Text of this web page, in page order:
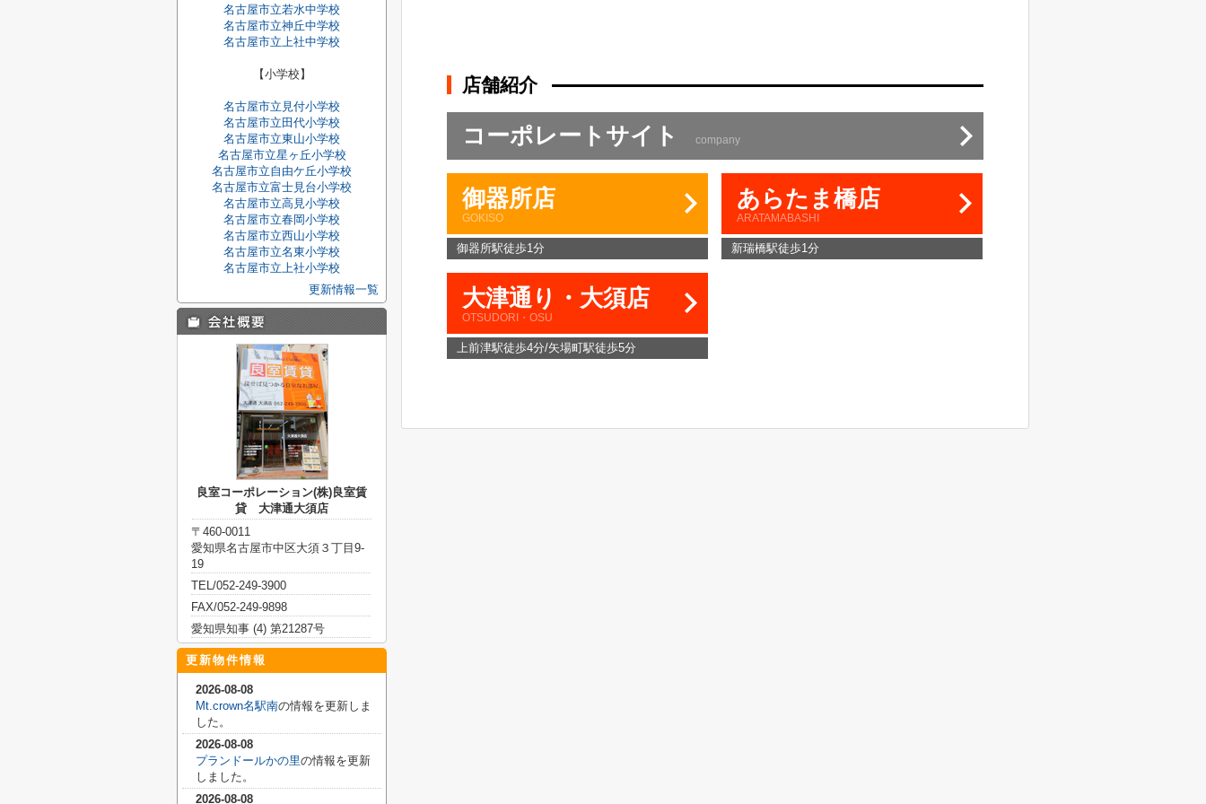
店舗紹介
コーポレートサイト company
御器所店
GOKISO
御器所駅徒歩1分
あらたま橋店
ARATAMABASHI
新瑞橋駅徒歩1分
大津通り・大須店
OTSUDORI・OSU
上前津駅徒歩4分/矢場町駅徒歩5分
名古屋市立若水中学校
名古屋市立神丘中学校
名古屋市立上社中学校
【小学校】
名古屋市立見付小学校
名古屋市立田代小学校
名古屋市立東山小学校
名古屋市立星ヶ丘小学校
名古屋市立自由ケ丘小学校
名古屋市立富士見台小学校
名古屋市立高見小学校
名古屋市立春岡小学校
名古屋市立西山小学校
名古屋市立名東小学校
名古屋市立上社小学校
更新情報一覧
良室コーポレーション(株)良室賃
貸 大津通大須店
〒460-0011
愛知県名古屋市中区大須３丁目9-
19
TEL/052-249-3900
FAX/052-249-9898
愛知県知事 (4) 第21287号
更新物件情報
2026-08-08
Mt.crown名駅南の情報を更新しま
した。
2026-08-08
プランドールかの里の情報を更新
しました。
2026-08-08